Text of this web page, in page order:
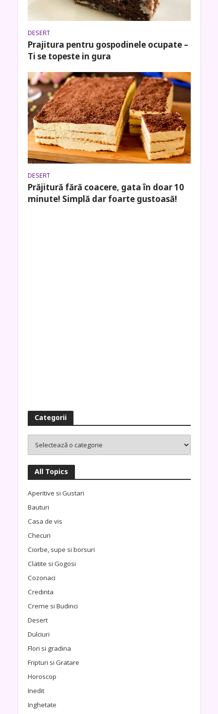
DESERT
Prajitura pentru gospodinele ocupate –
Ti se topeste in gura
DESERT
Prăjitură fără coacere, gata în doar 10
minute! Simplă dar foarte gustoasă!
Categorii
All Topics
Aperitive si Gustari
Bauturi
Casa de vis
Checuri
Ciorbe, supe si borsuri
Clatite si Gogosi
Cozonaci
Credinta
Creme si Budinci
Desert
Dulciuri
Flori si gradina
Fripturi si Gratare
Horoscop
Inedit
Inghetate